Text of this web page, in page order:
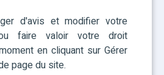
d'avis et modifier votre
faire valoir votre droit
en cliquant sur Gérer
page du site.